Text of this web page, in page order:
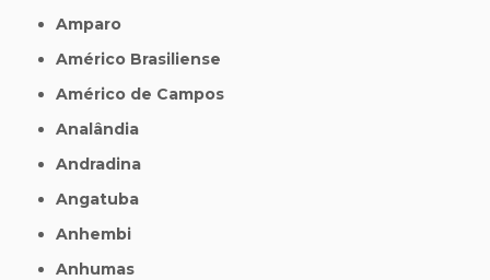
Amparo
Américo Brasiliense
Américo de Campos
Analândia
Andradina
Angatuba
Anhembi
Anhumas